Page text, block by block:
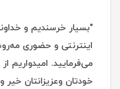
"بسیار خرسندیم و
اینترنتی و حضوری
می‌فرمایید. امیدواریم
خودتان وعزیزانتان